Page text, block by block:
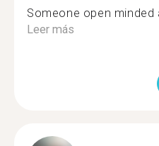
Someone open minded
Leer más